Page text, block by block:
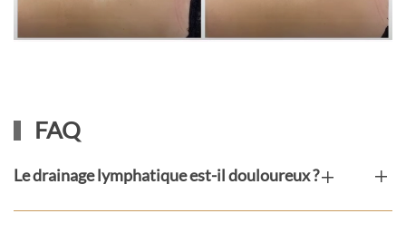
FAQ
Le drainage lymphatique est-il douloureux ?